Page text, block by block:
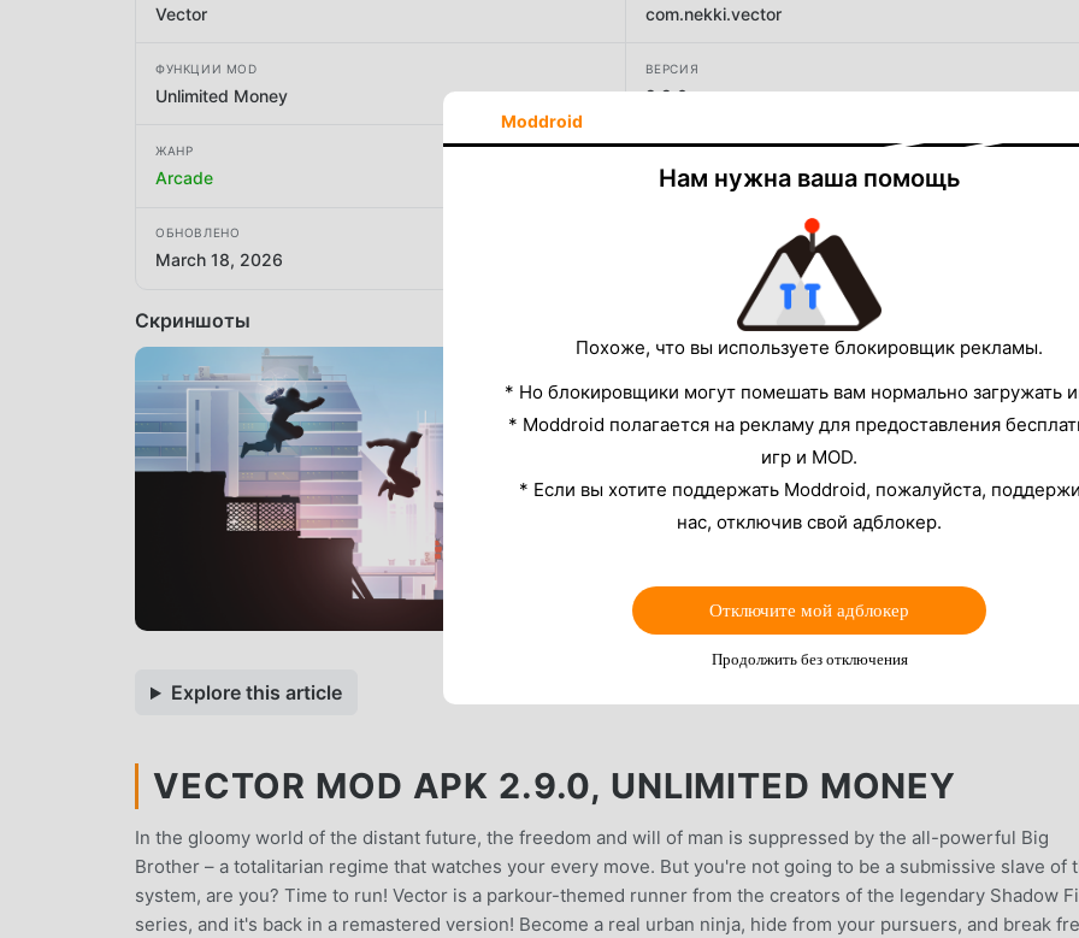
Vector com.nekki.vector
ФУНКЦИИ MOD
Unlimited Money
ВЕРСИЯ
2.9.0
ЖАНР
Arcade
РАЗРАБОТЧИК
NEKKI
ОБНОВЛЕНО
March 18, 2026
Скриншоты
Explore this article
VECTOR MOD APK 2.9.0, UNLIMITED MONEY
In the gloomy world of the distant future, the freedom and will of man is suppressed by the all-powerful Big
Brother – a totalitarian regime that watches your every move. But you're not going to be a submissive slave of
system, are you? Time to run! Vector is a parkour-themed runner from the creators of the legendary Shadow
series, and it's back in a remastered version! Become a real urban ninja, hide from your pursuers, and break
Moddroid
Нам нужна ваша помощь
Похоже, что вы используете блокировщик рекламы.
* Но блокировщики могут помешать вам нормально загружать
* Moddroid полагается на рекламу для предоставления
игр и MOD.
* Если вы хотите поддержать Moddroid, пожалуйста,
нас, отключив свой адблокер.
Отключите мой адблокер
Продолжить без отключения